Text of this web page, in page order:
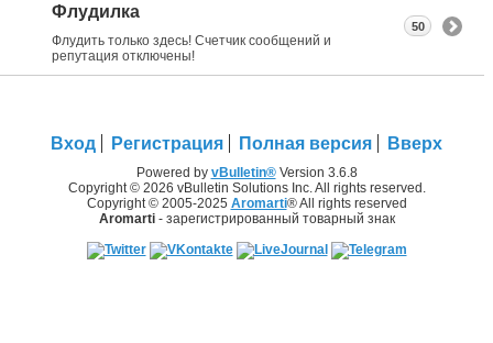
Флудилка
Флудить только здесь! Счетчик сообщений и
репутация отключены!
50
Вход Регистрация Полная версия Вверх
Powered by vBulletin®Version 3.6.8
Copyright © 2026 vBulletin Solutions Inc. All rights reserved.
Copyright © 2005-2025 Aromarti® All rights reserved
Aromarti- зарегистрированный товарный знак